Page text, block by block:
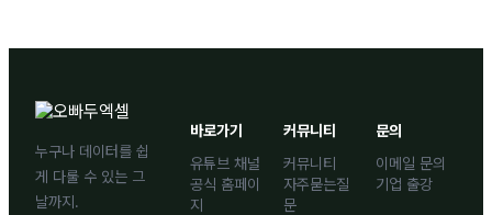
누구나 데이터를 쉽
게 다룰 수 있는 그
날까지.
바로가기
유튜브 채널
공식 홈페이
지
커뮤니티
커뮤니티
자주묻는질
문
문의
이메일 문의
기업 출강